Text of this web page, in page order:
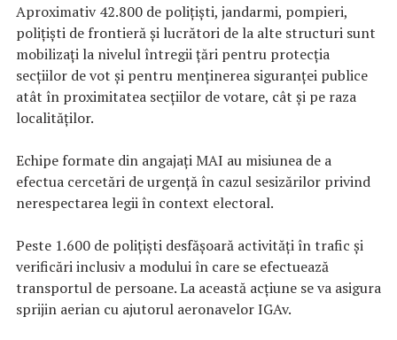
Aproximativ 42.800 de polițiști, jandarmi, pompieri,
polițiști de frontieră și lucrători de la alte structuri sunt
mobilizați la nivelul întregii țări pentru protecția
secțiilor de vot și pentru menținerea siguranței publice
atât în proximitatea secțiilor de votare, cât și pe raza
localităților.
Echipe formate din angajați MAI au misiunea de a
efectua cercetări de urgență în cazul sesizărilor privind
nerespectarea legii în context electoral.
Peste 1.600 de polițiști desfășoară activități în trafic și
verificări inclusiv a modului în care se efectuează
transportul de persoane. La această acțiune se va asigura
sprijin aerian cu ajutorul aeronavelor IGAv.